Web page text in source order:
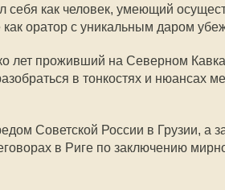
как человек, умеющий
оратор с уникальным даром
лет проживший на Северном
в тонкостях и нюансах
Советской России в Грузии, а
в Риге по заключению